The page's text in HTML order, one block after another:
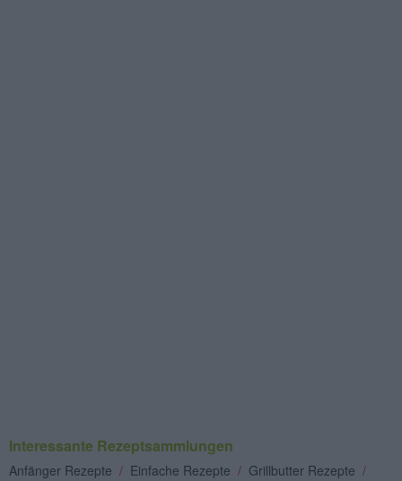
Interessante Rezeptsammlungen
Anfänger Rezepte / Einfache Rezepte / Grillbutter Rezepte /